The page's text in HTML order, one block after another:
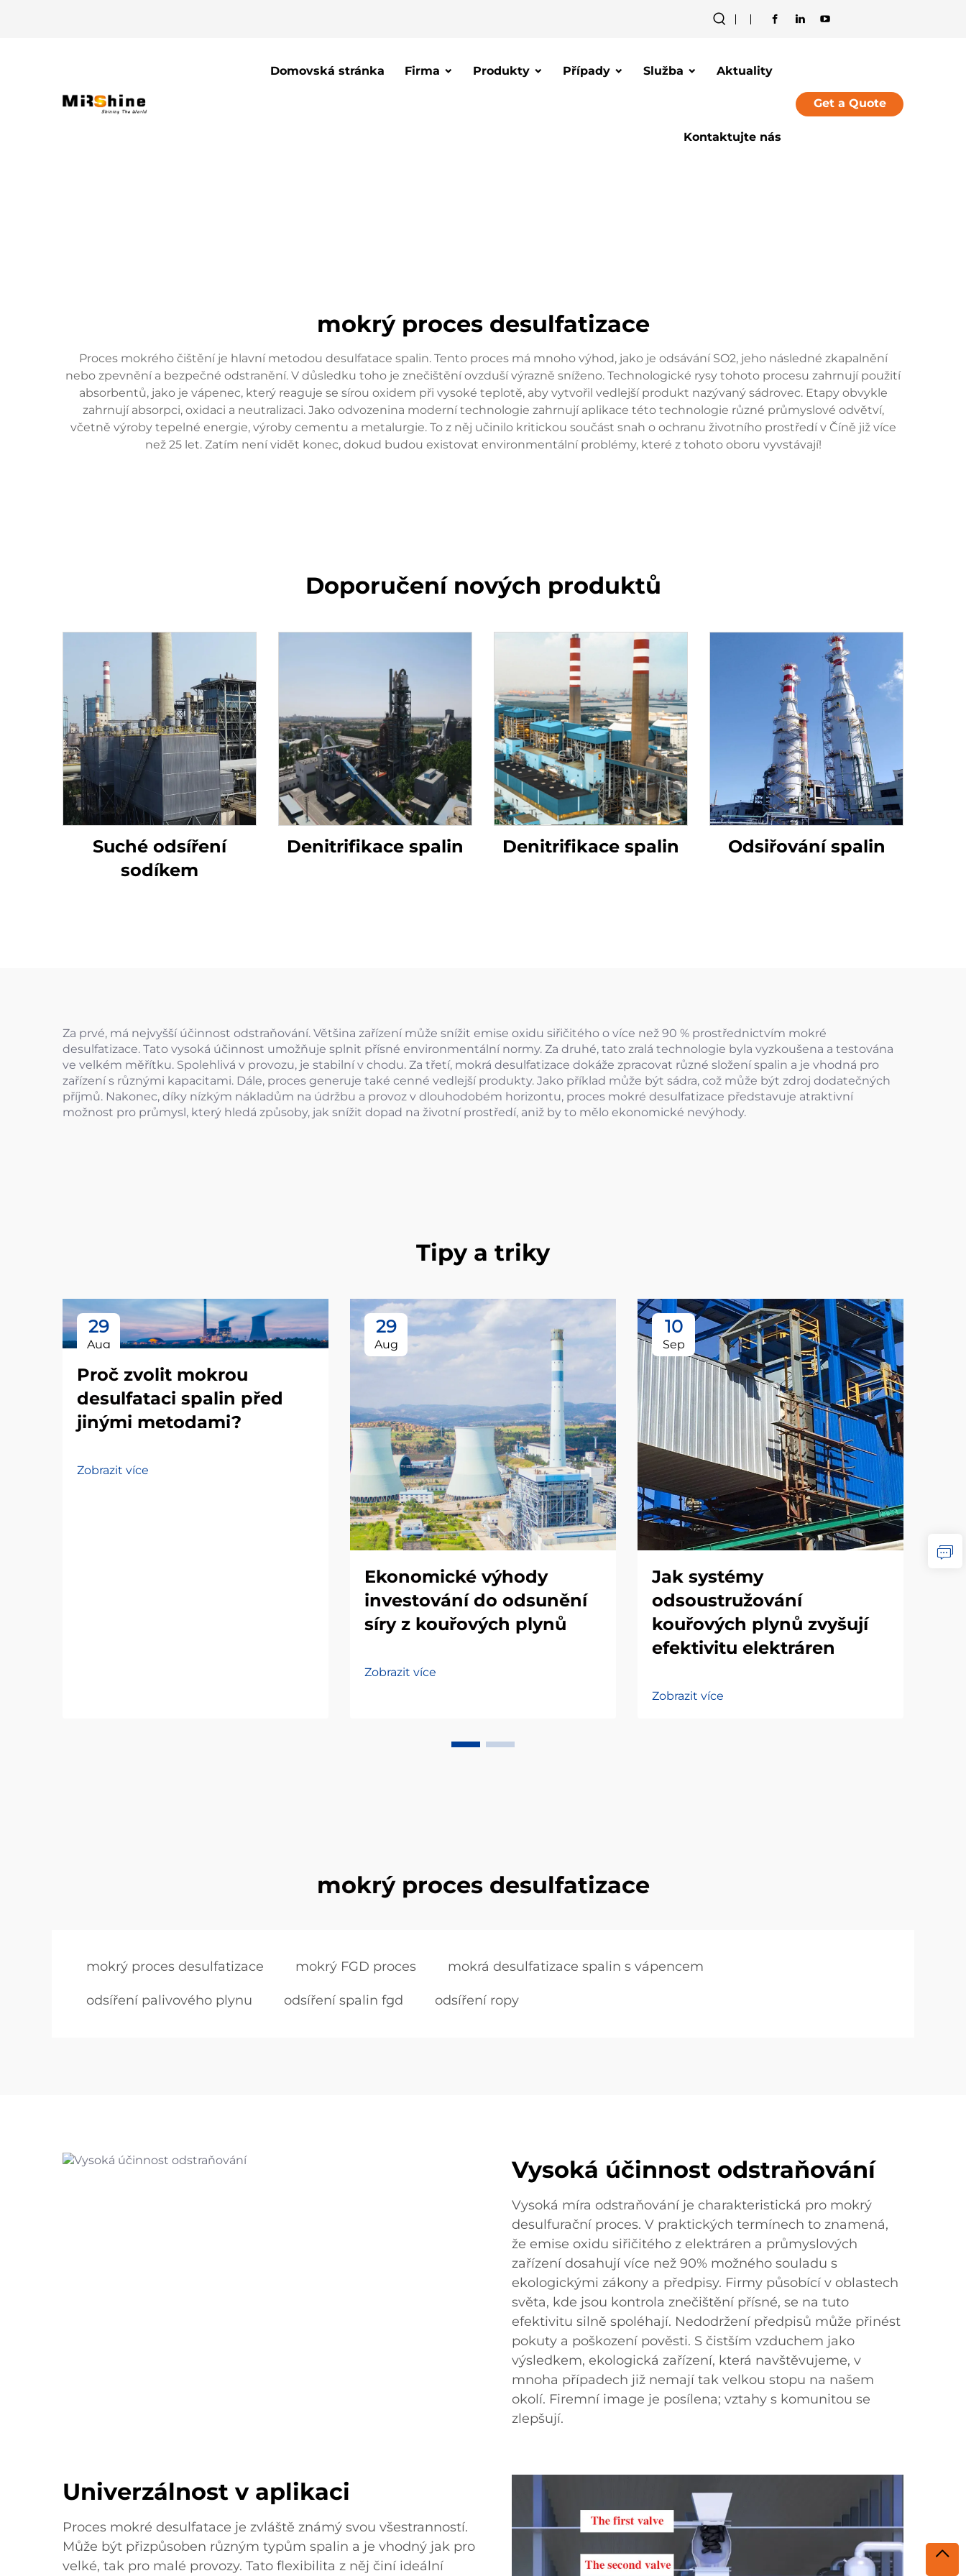
Domovská stránka Firma Produkty Případy Služba Aktuality
Kontaktujte nás
Get a Quote
mokrý proces desulfatizace
Proces mokrého čištění je hlavní metodou desulfatace spalin. Tento proces má mnoho výhod, jako je odsávání SO2, jeho následné zkapalnění
nebo zpevnění a bezpečné odstranění. V důsledku toho je znečištění ovzduší výrazně sníženo. Technologické rysy tohoto procesu zahrnují použití
absorbentů, jako je vápenec, který reaguje se sírou oxidem při vysoké teplotě, aby vytvořil vedlejší produkt nazývaný sádrovec. Etapy obvykle
zahrnují absorpci, oxidaci a neutralizaci. Jako odvozenina moderní technologie zahrnují aplikace této technologie různé průmyslové odvětví,
včetně výroby tepelné energie, výroby cementu a metalurgie. To z něj učinilo kritickou součást snah o ochranu životního prostředí v Číně již více
než 25 let. Zatím není vidět konec, dokud budou existovat environmentální problémy, které z tohoto oboru vyvstávají!
Doporučení nových produktů
Suché odsíření
sodíkem
Denitrifikace spalin Denitrifikace spalin Odsiřování spalin
Za prvé, má nejvyšší účinnost odstraňování. Většina zařízení může snížit emise oxidu siřičitého o více než 90 % prostřednictvím mokré
desulfatizace. Tato vysoká účinnost umožňuje splnit přísné environmentální normy. Za druhé, tato zralá technologie byla vyzkoušena a testována
ve velkém měřítku. Spolehlivá v provozu, je stabilní v chodu. Za třetí, mokrá desulfatizace dokáže zpracovat různé složení spalin a je vhodná pro
zařízení s různými kapacitami. Dále, proces generuje také cenné vedlejší produkty. Jako příklad může být sádra, což může být zdroj dodatečných
příjmů. Nakonec, díky nízkým nákladům na údržbu a provoz v dlouhodobém horizontu, proces mokré desulfatizace představuje atraktivní
možnost pro průmysl, který hledá způsoby, jak snížit dopad na životní prostředí, aniž by to mělo ekonomické nevýhody.
Tipy a triky
29
Aug
Proč zvolit mokrou
desulfataci spalin před
jinými metodami?
Zobrazit více
29
Aug
Ekonomické výhody
investování do odsunění
síry z kouřových plynů
Zobrazit více
10
Sep
Jak systémy
odsoustružování
kouřových plynů zvyšují
efektivitu elektráren
Zobrazit více
mokrý proces desulfatizace
mokrý proces desulfatizace mokrý FGD proces mokrá desulfatizace spalin s vápencem
odsíření palivového plynu odsíření spalin fgd odsíření ropy
Vysoká účinnost odstraňování
Vysoká míra odstraňování je charakteristická pro mokrý
desulfurační proces. V praktických termínech to znamená,
že emise oxidu siřičitého z elektráren a průmyslových
zařízení dosahují více než 90% možného souladu s
ekologickými zákony a předpisy. Firmy působící v oblastech
světa, kde jsou kontrola znečištění přísné, se na tuto
efektivitu silně spoléhají. Nedodržení předpisů může přinést
pokuty a poškození pověsti. S čistším vzduchem jako
výsledkem, ekologická zařízení, která navštěvujeme, v
mnoha případech již nemají tak velkou stopu na našem
okolí. Firemní image je posílena; vztahy s komunitou se
zlepšují.
Univerzálnost v aplikaci
Proces mokré desulfatace je zvláště známý svou všestranností.
Může být přizpůsoben různým typům spalin a je vhodný jak pro
velké, tak pro malé provozy. Tato flexibilita z něj činí ideální